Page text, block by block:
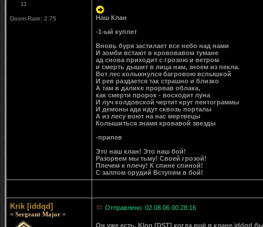
11
Doom Rate: 2.75
Наш Клан
-1-ый куплет
Вновь буря застилает все небо над нами
И зомби встают в крововавом тумане
ад снова приходит с грозою и ветром
и смерть дышит в лица нам, зноем из пекла.
Вот лес колыхнулся багровою вспышкой
И рев раздается так страшно и близко
А там в далике прорвав облака,
как смерти пророк - восходит луна
И луч колдовской чертит круг пентограммы
И демоны ада идут сквозь порталы
А из лесу воют на нас мертвецы
Колышиться знамя кровавой звезды
-припев
Это наш клан! Это наш бой!
Разорвем мы тьму! Своей грозой!
Плечем к плечу! К спине спиной!
С залпом орудий Вступим в бой!
Krik [iddqd]
= Sergeant Major =
Отправлено: 02.08.06 00:28:16
Он уже есть. Klon [DST] когда ещё в клане iddqd